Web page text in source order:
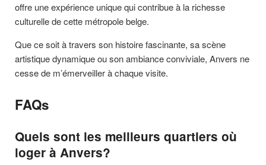
offre une expérience unique qui contribue à la richesse
culturelle de cette métropole belge.
Que ce soit à travers son histoire fascinante, sa scène
artistique dynamique ou son ambiance conviviale, Anvers ne
cesse de m’émerveiller à chaque visite.
FAQs
Quels sont les meilleurs quartiers où
loger à Anvers?